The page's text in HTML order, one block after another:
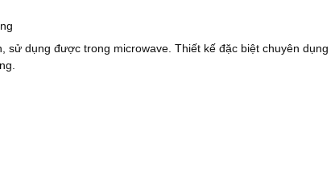
dụng được trong microwave. Thiết kế đặc biệt chuyên dụng